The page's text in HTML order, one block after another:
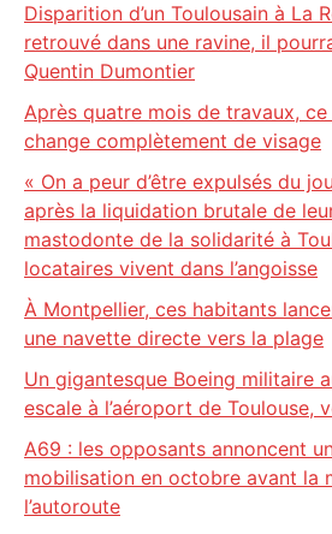
Disparition d’un Toulousain à La
retrouvé dans une ravine, il
Quentin Dumontier
Après quatre mois de travaux,
change complètement de visage
« On a peur d’être expulsés du
après la liquidation brutale de
mastodonte de la solidarité à
locataires vivent dans l’angoisse
À Montpellier, ces habitants
une navette directe vers la plage
Un gigantesque Boeing militaire
escale à l’aéroport de Toulouse,
A69 : les opposants annoncent
mobilisation en octobre avant la
l’autoroute